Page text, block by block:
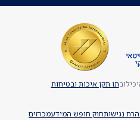
נגישותחוק חופש המידעמכרזים
תו תקן איכות ובטיחות